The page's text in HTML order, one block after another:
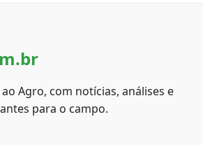
Agro, com notícias, análises e
para o campo.